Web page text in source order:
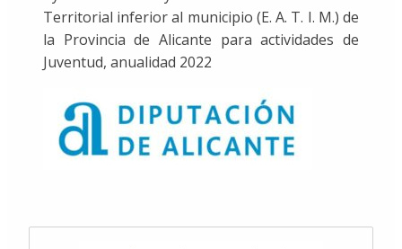
Territorial inferior al municipio (E. A. T. I. M.) de
la Provincia de Alicante para actividades de
Juventud, anualidad 2022